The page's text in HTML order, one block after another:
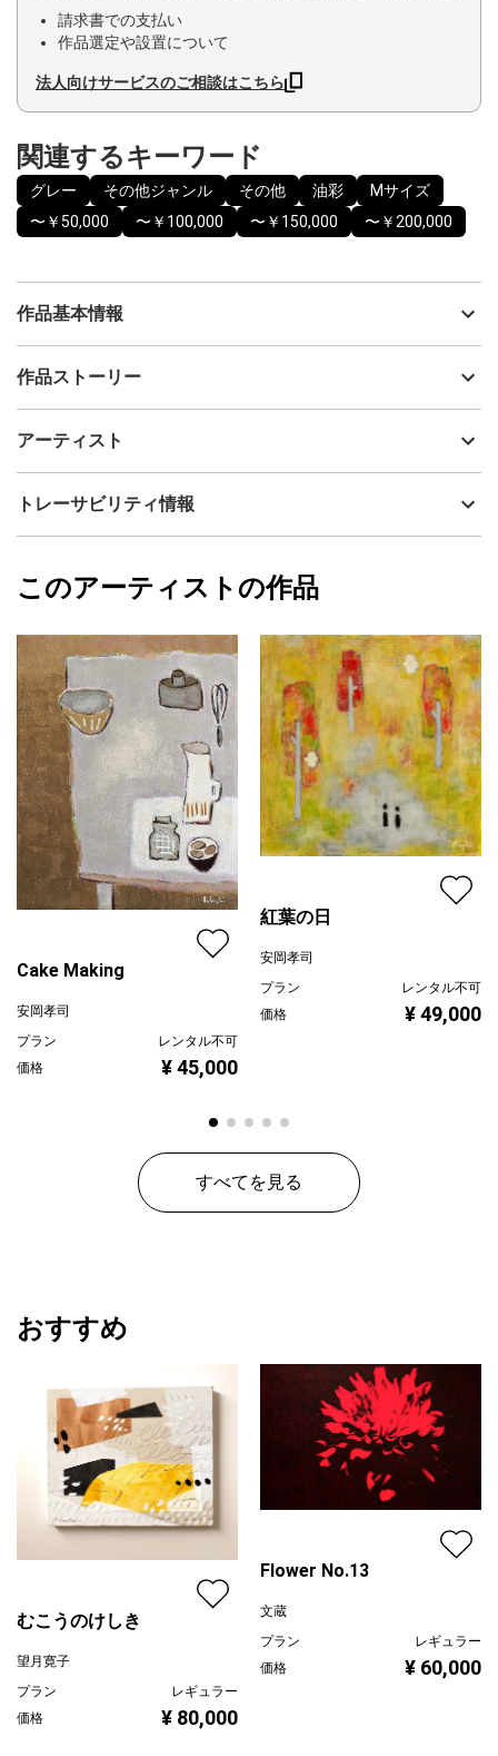
請求書での支払い
作品選定や設置について
法人向けサービスのご相談はこちら
関連するキーワード
グレー その他ジャンル その他 油彩
Mサイズ
〜￥50,000
〜￥100,000 〜￥150,000 〜￥200,000
作品基本情報
出品者
制作年
油彩
カラー
グレー
配送目安
二週間以内
作品ストーリー
レス解消にケーキ作りを始めた。とくにシフォンケーキは難し
る。画面の右上に泡立て器を配置したが、実際には電動の泡立て
キャンバスに油彩
額：油彩額、UVカットアクリル板
サイズは額の外箱サイズで、額の外寸はこれより２ｃｍほど小さ
め
額の在庫状況によっては画像と異なる額（同等品）に変わること
があります。
#静物画 #クリスマス #プレゼント
アーティスト
安岡孝司
フォローする
トレーサビリティ情報
安岡孝司
このアーティストの作品
Cake Making
安岡孝司
プラン
レンタル不可
価格
¥ 45,000
紅葉の日
安岡孝司
プラン
レンタル不可
価格
¥ 49,000
すべてを見る
おすすめ
むこうのけしき
望月寛子
プラン
レギュラー
価格
¥ 80,000
Flower No.13
文蔵
プラン
レギュラー
価格
¥ 60,000